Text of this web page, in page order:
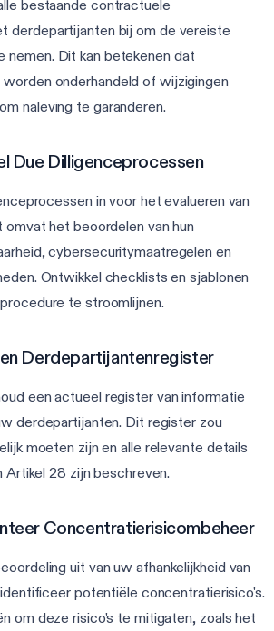
bestaande contractuele
derdepartijanten bij om de vereiste
nemen. Dit kan betekenen dat
onderhandeld of wijzigingen
naleving te garanderen.
Due Dilligenceprocessen
in voor het evalueren van
het beoordelen van hun
cybersecuritymaatregelen en
Ontwikkel checklists en sjablonen
te stroomlijnen.
Derdepartijantenregister
een actueel register van informatie
derdepartijanten. Dit register zou
moeten zijn en alle relevante details
Artikel 28 zijn beschreven.
Concentratierisicombeheer
uit van uw afhankelijkheid van
potentiële concentratierisico's.
om deze risico's te mitigaten, zoals het